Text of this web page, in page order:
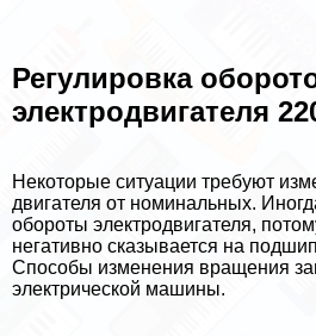
Регулировка
электродвигателя
Некоторые ситуации требуют
двигателя от номинальных.
обороты электродвигателя,
негативно сказывается на
Способы изменения вращения
электрической машины.